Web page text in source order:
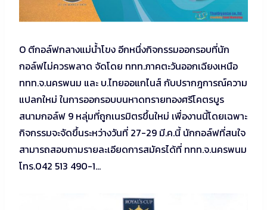
O ตีกอล์ฟกลางแม่น้ำโขง อีกหนึ่งกิจกรรมออกรอบที่นัก
กอล์ฟไม่ควรพลาด จัดโดย ททท.ภาคตะวันออกเฉียงเหนือ
ททท.จ.นครพนม และ บ.ไทยออแกไนส์ กับปรากฎการณ์ความ
แปลกใหม่ ในการออกรอบบนหาดทรายทองศรีโคตรบูร
สนามกอล์ฟ 9 หลุ่มที่ถูกเนรมิตรขึ้นใหม่ เพื่องานนี้โดยเฉพาะ
กิจกรรมจะจัดขึ้นระหว่างวันที่ 27-29 มี.ค.นี้ นักกอล์ฟที่สนใจ
สามารถสอบถามรายละเอียดการสมัครได้ที่ ททท.จ.นครพนม
โทร.042 513 490-1…